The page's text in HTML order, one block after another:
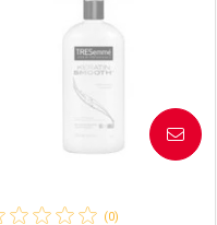
Laboratório
Por Menos
(0)
AVISE-ME